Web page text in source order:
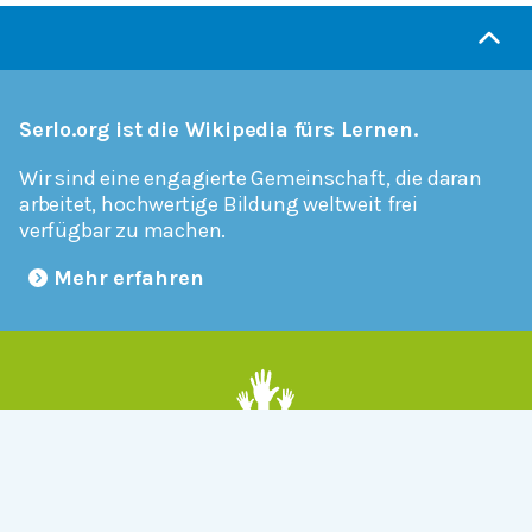
Serlo.org ist die Wikipedia fürs Lernen.
Wir sind eine engagierte Gemeinschaft, die daran
arbeitet, hochwertige Bildung weltweit frei
verfügbar zu machen.
Mehr erfahren